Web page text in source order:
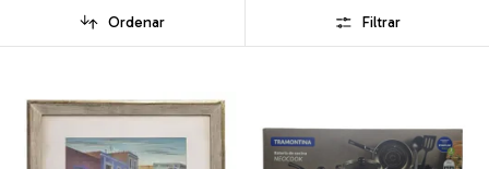
Ordenar Filtrar